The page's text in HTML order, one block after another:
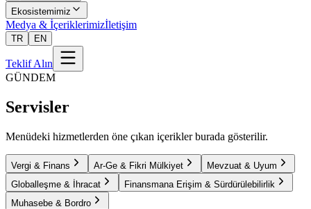
Ekosistemimiz
Medya & İçeriklerimizİletişim
TR EN
Teklif Alın
GÜNDEM
Servisler
Menüdeki hizmetlerden öne çıkan içerikler burada gösterilir.
Vergi & Finans Ar-Ge & Fikri Mülkiyet
Mevzuat & Uyum
Globalleşme & İhracat
Finansmana Erişim & Sürdürülebilirlik
Muhasebe & Bordro